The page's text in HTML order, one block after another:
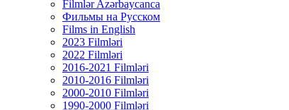
Filmlər Azərbaycanca
Фильмы на Русском
Films in English
2023 Filmləri
2022 Filmləri
2016-2021 Filmləri
2010-2016 Filmləri
2000-2010 Filmləri
1990-2000 Filmləri